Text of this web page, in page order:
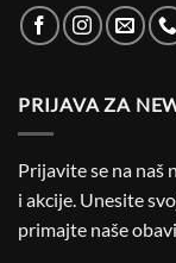
PRIJAVA ZA
Prijavite se na
i akcije. Unesite
primajte naše